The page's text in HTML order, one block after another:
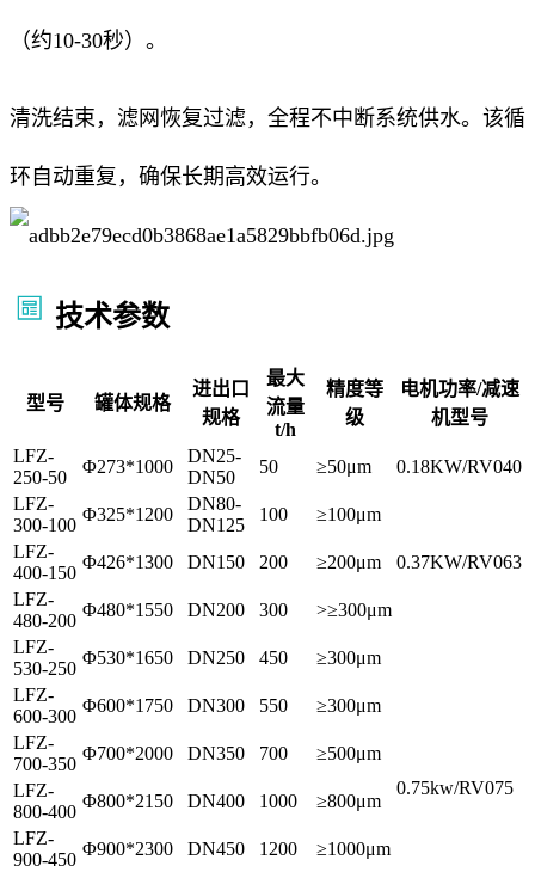
（约10-30秒）。
清洗结束，滤网恢复过滤，全程不中断系统供水。该循
环自动重复，确保长期高效运行。
技术参数
型号 罐体规格
进出口
规格
最大
流量
t/h
精度等
级
电机功率/减速
机型号
LFZ-
250-50
Φ273*1000
DN25-
DN50
50 ≥50μm
0.18KW/RV040
LFZ-
300-100
Φ325*1200
DN80-
DN125
100 ≥100μm
0.37KW/RV063
LFZ-
400-150
Φ426*1300 DN150 200
≥200μm
LFZ-
480-200
Φ480*1550 DN200 300
>≥300μm
LFZ-
530-250
Φ530*1650 DN250 450 ≥300μm
0.75kw/RV075
LFZ-
600-300
Φ600*1750 DN300 550
≥300μm
LFZ-
700-350
Φ700*2000 DN350 700
≥500μm
LFZ-
800-400
Φ800*2150 DN400 1000
≥800μm
LFZ-
900-450
Φ900*2300 DN450 1200
≥1000μm